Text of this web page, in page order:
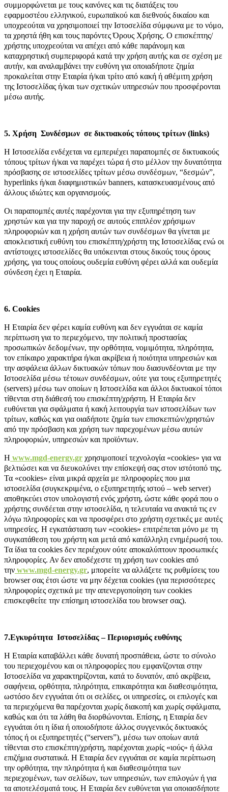
συμμορφώνεται με τους κανόνες και τις διατάξεις του
εφαρμοστέου ελληνικού, ευρωπαϊκού και διεθνούς δικαίου και
υποχρεούται να χρησιμοποιεί την Ιστοσελίδα σύμφωνα με το νόμο,
τα χρηστά ήθη και τους παρόντες Όρους Χρήσης. Ο επισκέπτης/
χρήστης υποχρεούται να απέχει από κάθε παράνομη και
καταχρηστική συμπεριφορά κατά την χρήση αυτής και σε σχέση με
αυτήν, και αναλαμβάνει την ευθύνη για οποιαδήποτε ζημία
προκαλείται στην Εταιρία ή/και τρίτο από κακή ή αθέμιτη χρήση
της Ιστοσελίδας ή/και των σχετικών υπηρεσιών που προσφέρονται
μέσω αυτής.
5. Χρήση Συνδέσμων σε δικτυακούς τόπους τρίτων (links)
Η Ιστοσελίδα ενδέχεται να εμπεριέχει παραπομπές σε δικτυακούς
τόπους τρίτων ή/και να παρέχει τώρα ή στο μέλλον την δυνατότητα
πρόσβασης σε ιστοσελίδες τρίτων μέσω συνδέσμων, “δεσμών”,
hyperlinks ή/και διαφημιστικών banners, κατασκευασμένους από
άλλους ιδιώτες και οργανισμούς.
Οι παραπομπές αυτές παρέχονται για την εξυπηρέτηση των
χρηστών και για την παροχή σε αυτούς επιπλέον χρήσιμων
πληροφοριών και η χρήση αυτών των συνδέσμων θα γίνεται με
αποκλειστική ευθύνη του επισκέπτη/χρήστη της Ιστοσελίδας ενώ οι
αντίστοιχες ιστοσελίδες θα υπόκεινται στους δικούς τους όρους
χρήσης, για τους οποίους ουδεμία ευθύνη φέρει αλλά και ουδεμία
σύνδεση έχει η Εταιρία.
6. Cοοkies
Η Εταιρία δεν φέρει καμία ευθύνη και δεν εγγυάται σε καμία
περίπτωση για το περιεχόμενο, την πολιτική προστασίας
προσωπικών δεδομένων, την ορθότητα, νομιμότητα, πληρότητα,
τον επίκαιρο χαρακτήρα ή/και ακρίβεια ή ποιότητα υπηρεσιών και
την ασφάλεια άλλων δικτυακών τόπων που διασυνδέονται με την
Ιστοσελίδα μέσω τέτοιων συνδέσμων, ούτε για τους εξυπηρετητές
(servers) μέσω των οποίων η Ιστοσελίδα και άλλοι δικτυακοί τόποι
τίθενται στη διάθεσή του επισκέπτη/χρήστη. Η Εταιρία δεν
ευθύνεται για σφάλματα ή κακή λειτουργία των ιστοσελίδων των
τρίτων, καθώς και για οιαδήποτε ζημία των επισκεπτών/χρηστών
από την πρόσβαση και χρήση των παρεχομένων μέσω αυτών
πληροφοριών, υπηρεσιών και προϊόντων.
Η www.mgd-energy.gr χρησιμοποιεί τεχνολογία «cookies» για να
βελτιώσει και να διευκολύνει την επίσκεψή σας στον ιστότοπό της.
Τα «cookies» είναι μικρά αρχεία με πληροφορίες που μια
ιστοσελίδα (συγκεκριμένα, ο εξυπηρετητής ιστού – web server)
αποθηκεύει στον υπολογιστή ενός χρήστη, ώστε κάθε φορά που ο
χρήστης συνδέεται στην ιστοσελίδα, η τελευταία να ανακτά τις εν
λόγω πληροφορίες και να προσφέρει στο χρήστη σχετικές με αυτές
υπηρεσίες. Η εγκατάσταση των «cookies» επιτρέπεται μόνο με τη
συγκατάθεση του χρήστη και μετά από κατάλληλη ενημέρωσή του.
Τα ίδια τα cookies δεν περιέχουν ούτε αποκαλύπτουν προσωπικές
πληροφορίες. Αν δεν αποδέχεστε τη χρήση των cookies από
την www.mgd-energy.gr, μπορείτε να αλλάξετε τις ρυθμίσεις του
browser σας έτσι ώστε να μην δέχεται cookies (για περισσότερες
πληροφορίες σχετικά με την απενεργοποίηση των cookies
επισκεφθείτε την επίσημη ιστοσελίδα του browser σας).
7.Εγκυρότητα Ιστοσελίδας – Περιορισμός ευθύνης
Η Εταιρία καταβάλλει κάθε δυνατή προσπάθεια, ώστε το σύνολο
του περιεχομένου και οι πληροφορίες που εμφανίζονται στην
Ιστοσελίδα να χαρακτηρίζονται, κατά το δυνατόν, από ακρίβεια,
σαφήνεια, ορθότητα, πληρότητα, επικαιρότητα και διαθεσιμότητα,
ωστόσο δεν εγγυάται ότι οι σελίδες, οι υπηρεσίες, οι επιλογές και
τα περιεχόμενα θα παρέχονται χωρίς διακοπή και χωρίς σφάλματα,
καθώς και ότι τα λάθη θα διορθώνονται. Επίσης, η Εταιρία δεν
εγγυάται ότι η ίδια ή οποιοδήποτε άλλος συγγενικός δικτυακός
τόπος ή οι εξυπηρετητές (“servers”), μέσω των οποίων αυτά
τίθενται στο επισκέπτη/χρήστη, παρέχονται χωρίς «ιούς» ή άλλα
επιζήμια συστατικά. Η Εταιρία δεν εγγυάται σε καμία περίπτωση
την ορθότητα, την πληρότητα ή και διαθεσιμότητα των
περιεχομένων, των σελίδων, των υπηρεσιών, των επιλογών ή για
τα αποτελέσματά τους. Η Εταιρία δεν ευθύνεται για οποιασδήποτε